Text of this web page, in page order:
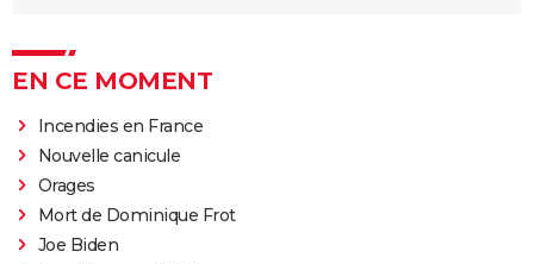
EN CE MOMENT
Incendies en France
Nouvelle canicule
Orages
Mort de Dominique Frot
Joe Biden